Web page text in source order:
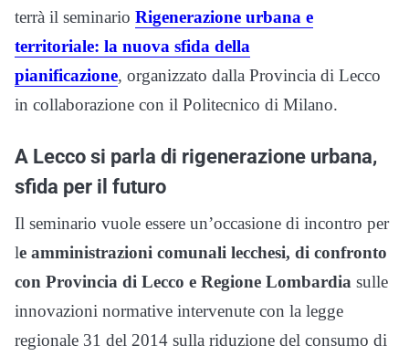
terrà il seminario Rigenerazione urbana e
territoriale: la nuova sfida della
pianificazione, organizzato dalla Provincia di Lecco
in collaborazione con il Politecnico di Milano.
A Lecco si parla di rigenerazione urbana,
sfida per il futuro
Il seminario vuole essere un’occasione di incontro per
le amministrazioni comunali lecchesi, di confronto
con Provincia di Lecco e Regione Lombardia sulle
innovazioni normative intervenute con la legge
regionale 31 del 2014 sulla riduzione del consumo di